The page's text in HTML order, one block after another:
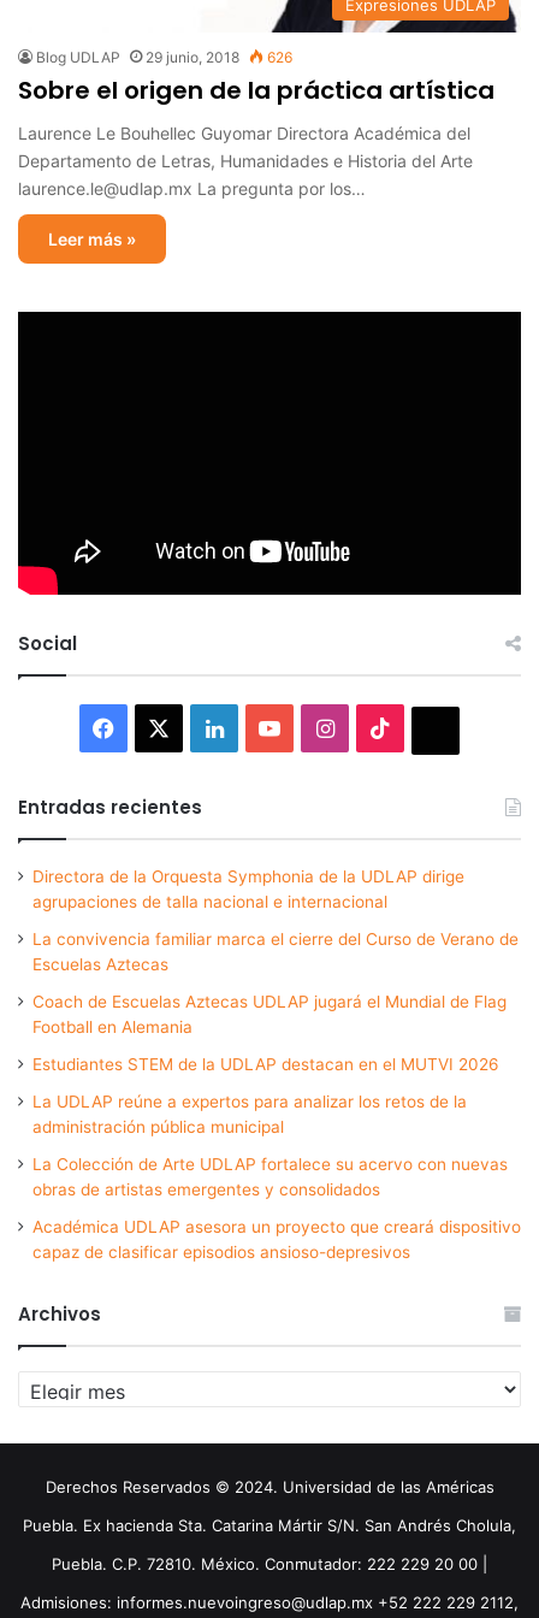
Expresiones UDLAP
Blog UDLAP 29 junio, 2018 626
Sobre el origen de la práctica artística
Laurence Le Bouhellec Guyomar Directora Académica del
Departamento de Letras, Humanidades e Historia del Arte
laurence.le@udlap.mx La pregunta por los…
Leer más »
Social
Facebook LinkedInYouTubeInstagram
Entradas recientes
Directora de la Orquesta Symphonia de la UDLAP dirige
agrupaciones de talla nacional e internacional
La convivencia familiar marca el cierre del Curso de Verano de
Escuelas Aztecas
Coach de Escuelas Aztecas UDLAP jugará el Mundial de Flag
Football en Alemania
Estudiantes STEM de la UDLAP destacan en el MUTVI 2026
La UDLAP reúne a expertos para analizar los retos de la
administración pública municipal
La Colección de Arte UDLAP fortalece su acervo con nuevas
obras de artistas emergentes y consolidados
Académica UDLAP asesora un proyecto que creará dispositivo
capaz de clasificar episodios ansioso-depresivos
Archivos
Archivos
Derechos Reservados © 2024. Universidad de las Américas
Puebla. Ex hacienda Sta. Catarina Mártir S/N. San Andrés Cholula,
Puebla. C.P. 72810. México. Conmutador: 222 229 20 00 |
Admisiones: informes.nuevoingreso@udlap.mx +52 222 229 2112,